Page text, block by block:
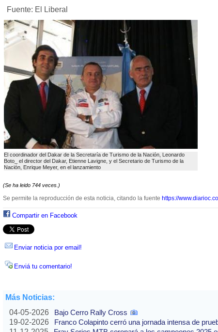
Fuente: El Liberal
El coordinador del Dakar de la Secretarí­a de Turismo de la Nación, Leonardo
Boto_ el director del Dakar, Etienne Lavigne, y el Secretario de Turismo de la
Nación, Enrique Meyer, en el lanzamiento
(Se ha leido 744 veces.)
Se permite la reproducción de esta noticia, citando la fuente https://
Compartir en Facebook
Enviar noticia por email!
Enviá tu comentario!
Más Noticias:
04-05-2026
Bajo Cerro Rally Cross
19-02-2026
Franco Colapinto cerró una jornada intensa de